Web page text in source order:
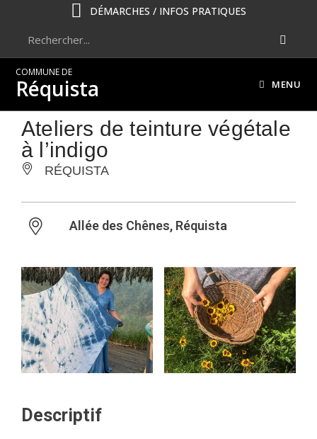
DÉMARCHES / INFOS PRATIQUES
COMMUNE DE
Réquista MENU
Ateliers de teinture végétale
à l’indigo
RÉQUISTA
Allée des Chênes, Réquista
Descriptif